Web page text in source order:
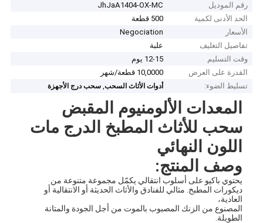
رقم الموديل
JhJaA1404-OX-MC
الحد الأدنى لكمية
500 قطعة
الأسعار
Negociation
تفاصيل التغليف
علبة
وقت التسليم
12-15 يوم
القدرة على العرض
10,0000 قطعة/شهر
تسليط الضوء:
أدوات الأثاث السحب,سحب درج الأجهزة
المعدات الألومنيوم المقبض
سحب للأثاث المطبخ الدرج مات
اللون النهائي
وصف المنتج:
يحتوي باكيو على أسلوب انتقالي يكمّل مجموعة متنوعة من
ديكورات المطبخ. مثالي للفنادق والأثاث الحديثة أو الانتقالية أو
العادية،
المصنوع من الزنك المصبوب بالموت من أجل الجودة والمتانة
الطويلة.